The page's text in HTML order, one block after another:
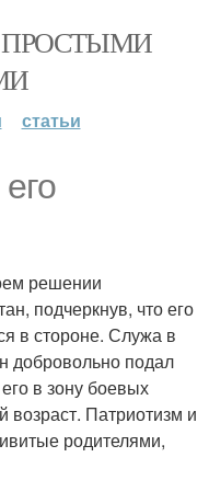
ПРОСТЫМИ
статьи
решении
подчеркнув, что его
в стороне. Служа в
добровольно подал
в зону боевых
Патриотизм и
родителями,